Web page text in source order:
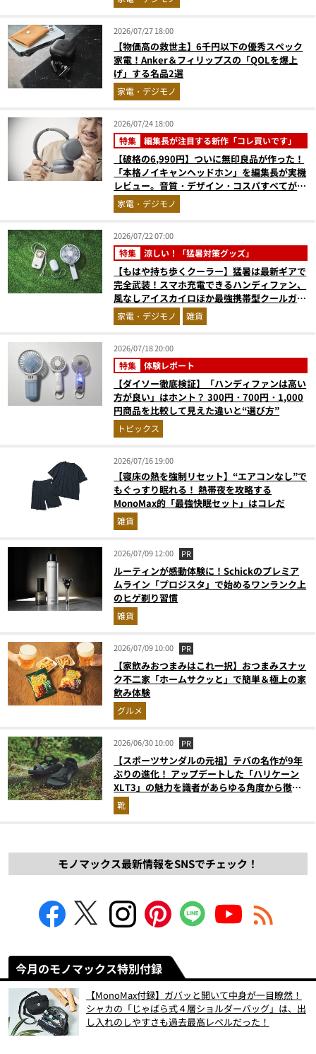
Vol.10
2026/07/27 18:00
【物価高の救世主】6千円以下の優秀スペック
家電！Anker＆フィリップスの「QOLを爆上
げ」する名品2選
家電・デジモノ
2026/07/24 18:00
特集 編集長が注目する新作「コレ買いです」
【破格の6,990円】ついに無印良品が作った！
「本格ノイキャンヘッドホン」を編集長が実機
レビュー。音質・デザイン・コスパすべてが大
正解だった『コレ買いです』Vol.171
家電・デジモノ
2026/07/22 07:00
特集 涼しい！「猛暑対策グッズ」
【もはや持ち歩くクーラー】猛暑は最新ギアで
完全武装！スマホ充電できるハンディファン、
風なしアイスカイロほか最強携帯型クールガジ
ェット4選
家電・デジモノ 雑貨
2026/07/18 20:00
特集 体験レポート
【ダイソー徹底検証】「ハンディファンは高い
方が良い」はホント？ 300円・700円・1,000
円商品を比較して見えた違いと“選び方”
トピックス
2026/07/16 19:00
【寝床の熱を強制リセット】“エアコンなし”で
もぐっすり眠れる！ 熱帯夜を攻略する
MonoMax的「最強快眠セット」はコレだ
雑貨
2026/07/09 12:00 PR
ルーティンが感動体験に！Schickのプレミア
ムライン「プロジスタ」で始めるワンランク上
のヒゲ剃り習慣
雑貨
2026/07/09 10:00 PR
【家飲みおつまみはこれ一択】おつまみスナッ
ク不二家「ホームサクッと」で簡単＆極上の家
飲み体験
グルメ
2026/06/30 10:00 PR
【スポーツサンダルの元祖】テバの名作が9年
ぶりの進化！ アップデートした「ハリケーン
XLT3」の魅力を識者があらゆる角度から徹底
解説！
靴
モノマックス最新情報をSNSでチェック！
今月のモノマックス特別付録
【MonoMax付録】ガバッと開いて中身が一目瞭然！
シャカの「じゃばら式４層ショルダーバッグ」は、出
し入れのしやすさも過去最高レベルだった！